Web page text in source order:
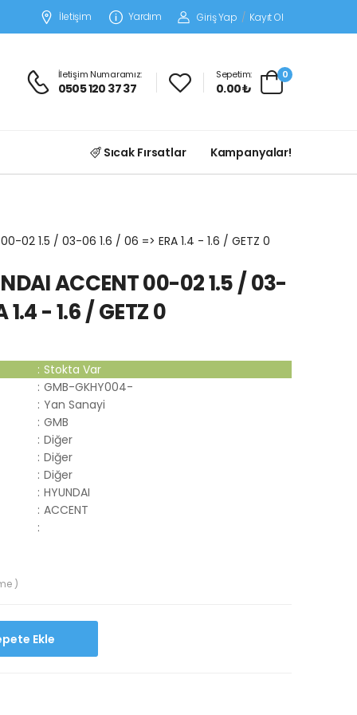
İletişim Yardım Giriş Yap / Kayıt Ol
İletişim Numaramız:
0505 120 37 37
Sepetim:
0.00 ₺
0
Sıcak Fırsatlar Kampanyalar!
00-02 1.5 / 03-06 1.6 / 06 => ERA 1.4 - 1.6 / GETZ 0
ACCENT 00-02 1.5 / 03-
1.4 - 1.6 / GETZ 0
: Stokta Var
: GMB-GKHY004-
: Yan Sanayi
: GMB
: Diğer
: Diğer
: Diğer
: HYUNDAI
: ACCENT
:
)
Sepete Ekle